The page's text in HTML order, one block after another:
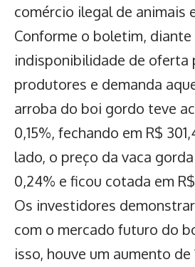
comércio ilegal de animais
Conforme o boletim, diante
indisponibilidade de oferta
produtores e demanda
arroba do boi gordo teve
0,15%, fechando em R$
lado, o preço da vaca
0,24% e ficou cotada em
Os investidores
com o mercado futuro do
isso, houve um aumento de